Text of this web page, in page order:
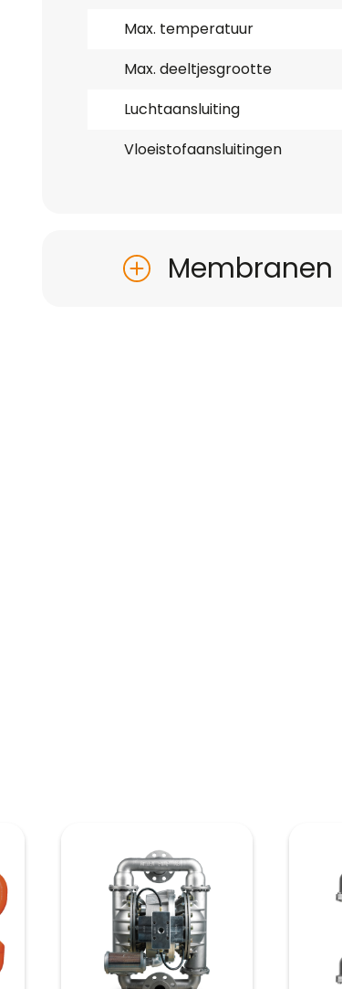
Max. temperatuur
Max. deeltjesgrootte
Luchtaansluiting
Vloeistofaansluitingen
Membranen